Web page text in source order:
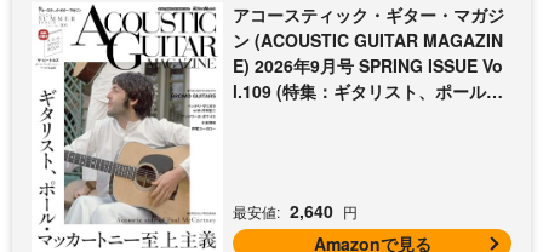
アコースティック・ギター・マガジ
ン (ACOUSTIC GUITAR MAGAZIN
E) 2026年9月号 SPRING ISSUE Vo
l.109 (特集：ギタリスト、ポール・
最安値: 2,640 円
Amazonで見る